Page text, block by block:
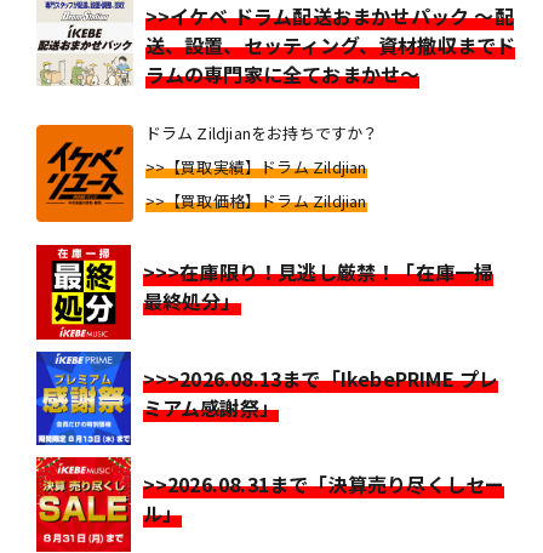
>>イケベ ドラム配送おまかせパック ～配
送、設置、セッティング、資材撤収までド
ラムの専門家に全ておまかせ～
ドラム Zildjianをお持ちですか？
>>【買取実績】ドラム Zildjian
>>【買取価格】ドラム Zildjian
>>>在庫限り！見逃し厳禁！「在庫一掃
最終処分」
>>>2026.08.13まで「IkebePRIME プレ
ミアム感謝祭」
>>2026.08.31まで「決算売り尽くしセー
ル」